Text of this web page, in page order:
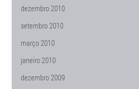
dezembro 2010
setembro 2010
março 2010
janeiro 2010
dezembro 2009